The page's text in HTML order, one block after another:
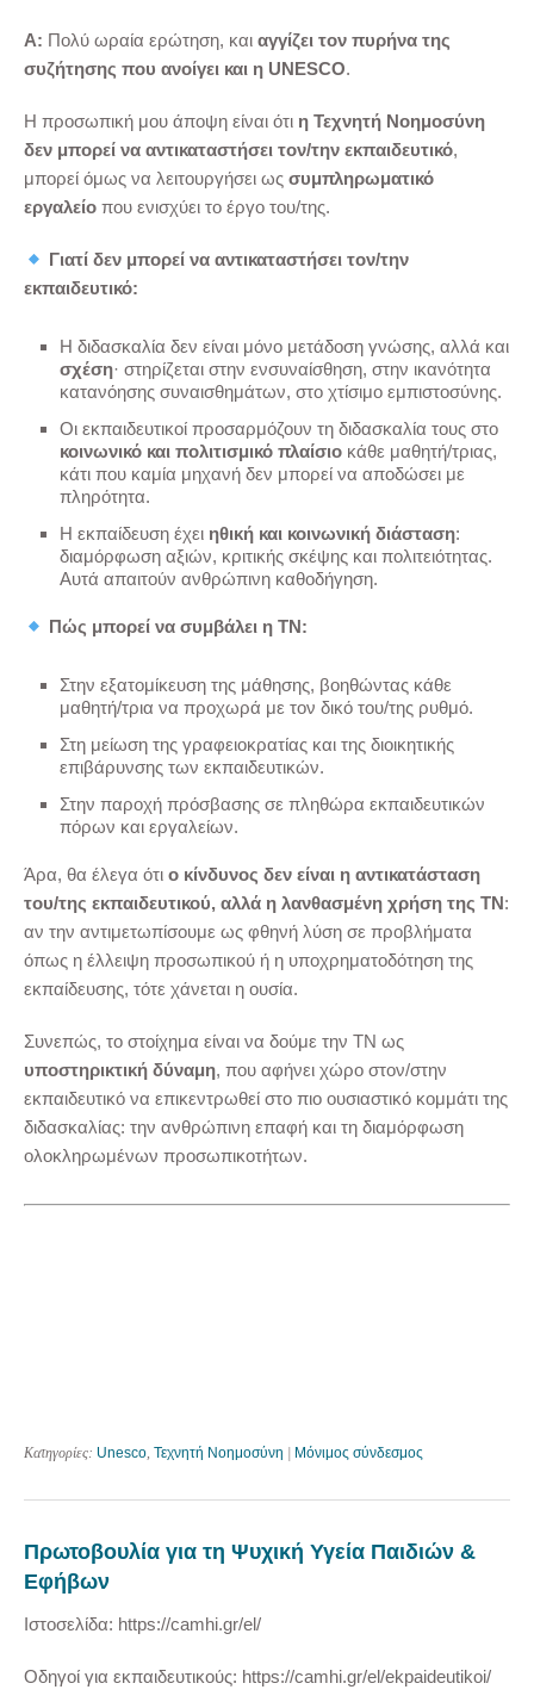
Α: Πολύ ωραία ερώτηση, και αγγίζει τον πυρήνα της
συζήτησης που ανοίγει και η UNESCO.
Η προσωπική μου άποψη είναι ότι η Τεχνητή Νοημοσύνη
δεν μπορεί να αντικαταστήσει τον/την εκπαιδευτικό,
μπορεί όμως να λειτουργήσει ως συμπληρωματικό
εργαλείο που ενισχύει το έργο του/της.
Γιατί δεν μπορεί να αντικαταστήσει τον/την
εκπαιδευτικό:
Η διδασκαλία δεν είναι μόνο μετάδοση γνώσης, αλλά και
σχέση· στηρίζεται στην ενσυναίσθηση, στην ικανότητα
κατανόησης συναισθημάτων, στο χτίσιμο εμπιστοσύνης.
Οι εκπαιδευτικοί προσαρμόζουν τη διδασκαλία τους στο
κοινωνικό και πολιτισμικό πλαίσιο κάθε μαθητή/τριας,
κάτι που καμία μηχανή δεν μπορεί να αποδώσει με
πληρότητα.
Η εκπαίδευση έχει ηθική και κοινωνική διάσταση:
διαμόρφωση αξιών, κριτικής σκέψης και πολιτειότητας.
Αυτά απαιτούν ανθρώπινη καθοδήγηση.
Πώς μπορεί να συμβάλει η ΤΝ:
Στην εξατομίκευση της μάθησης, βοηθώντας κάθε
μαθητή/τρια να προχωρά με τον δικό του/της ρυθμό.
Στη μείωση της γραφειοκρατίας και της διοικητικής
επιβάρυνσης των εκπαιδευτικών.
Στην παροχή πρόσβασης σε πληθώρα εκπαιδευτικών
πόρων και εργαλείων.
Άρα, θα έλεγα ότι ο κίνδυνος δεν είναι η αντικατάσταση
του/της εκπαιδευτικού, αλλά η λανθασμένη χρήση της ΤΝ:
αν την αντιμετωπίσουμε ως φθηνή λύση σε προβλήματα
όπως η έλλειψη προσωπικού ή η υποχρηματοδότηση της
εκπαίδευσης, τότε χάνεται η ουσία.
Συνεπώς, το στοίχημα είναι να δούμε την ΤΝ ως
υποστηρικτική δύναμη, που αφήνει χώρο στον/στην
εκπαιδευτικό να επικεντρωθεί στο πιο ουσιαστικό κομμάτι της
διδασκαλίας: την ανθρώπινη επαφή και τη διαμόρφωση
ολοκληρωμένων προσωπικοτήτων.
Κατηγορίες: Unesco, Τεχνητή Νοημοσύνη Μόνιμος σύνδεσμος
Πρωτοβουλία για τη Ψυχική Υγεία Παιδιών &
Εφήβων
Ιστοσελίδα: https://camhi.gr/el/
Οδηγοί για εκπαιδευτικούς: https://camhi.gr/el/ekpaideutikoi/